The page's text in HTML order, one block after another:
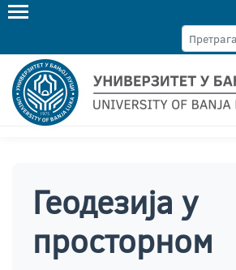
Геодезија у
просторном